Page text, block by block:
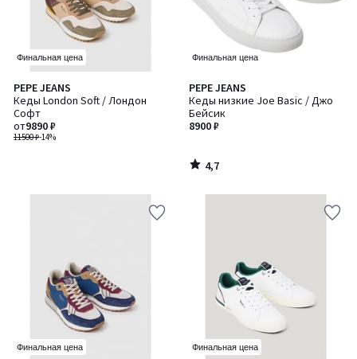
Финальная цена
PEPE JEANS
Кеды London Soft / Лондон
Софт
11500 ₽-14%
от9890 ₽
Финальная цена
PEPE JEANS
Кеды низкие Joe Basic / Джо
Бейсик
8900 ₽
4,7
/ 5
4,7
/
Финальная цена Финальная цена